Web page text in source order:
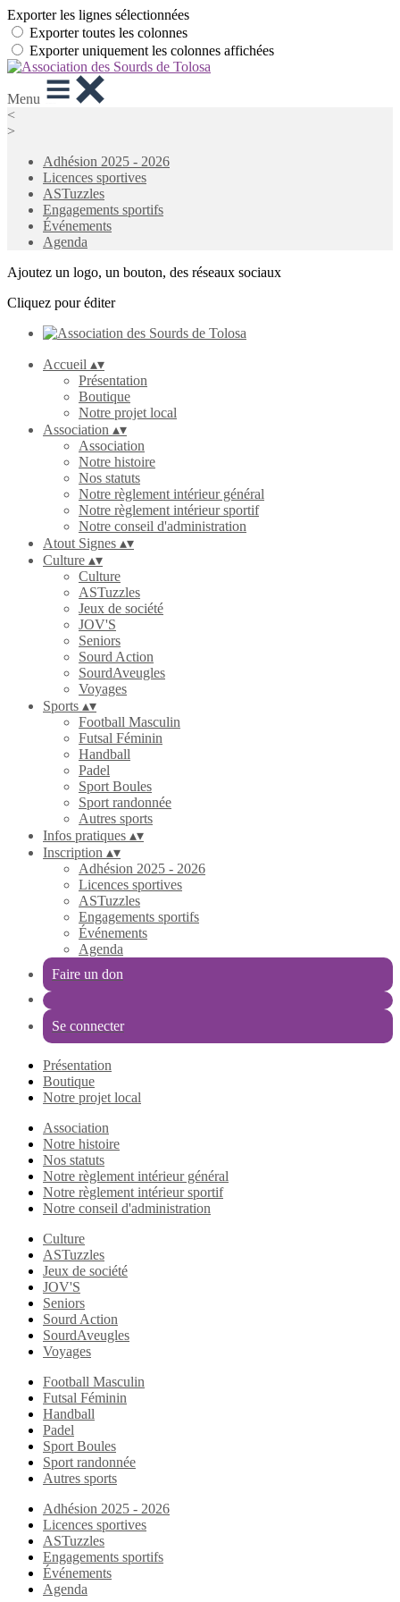
Exporter les lignes sélectionnées
Exporter toutes les colonnes
Exporter uniquement les colonnes affichées
Menu
<
>
Adhésion 2025 - 2026
Licences sportives
ASTuzzles
Engagements sportifs
Événements
Agenda
Ajoutez un logo, un bouton, des réseaux sociaux
Cliquez pour éditer
Accueil ▴▾
Présentation
Boutique
Notre projet local
Association ▴▾
Association
Notre histoire
Nos statuts
Notre règlement intérieur général
Notre règlement intérieur sportif
Notre conseil d'administration
Atout Signes ▴▾
Culture ▴▾
Culture
ASTuzzles
Jeux de société
JOV'S
Seniors
Sourd Action
SourdAveugles
Voyages
Sports ▴▾
Football Masculin
Futsal Féminin
Handball
Padel
Sport Boules
Sport randonnée
Autres sports
Infos pratiques ▴▾
Inscription ▴▾
Adhésion 2025 - 2026
Licences sportives
ASTuzzles
Engagements sportifs
Événements
Agenda
Faire un don
Se connecter
Présentation
Boutique
Notre projet local
Association
Notre histoire
Nos statuts
Notre règlement intérieur général
Notre règlement intérieur sportif
Notre conseil d'administration
Culture
ASTuzzles
Jeux de société
JOV'S
Seniors
Sourd Action
SourdAveugles
Voyages
Football Masculin
Futsal Féminin
Handball
Padel
Sport Boules
Sport randonnée
Autres sports
Adhésion 2025 - 2026
Licences sportives
ASTuzzles
Engagements sportifs
Événements
Agenda